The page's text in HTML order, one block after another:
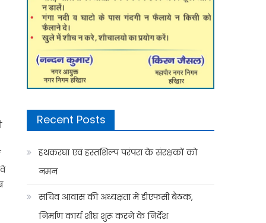
Recent Posts
हथकरघा एवं हस्तशिल्प परंपरा के संरक्षकों को
नमन
सचिव आवास की अध्यक्षता में डीएफसी बैठक,
निर्माण कार्य शीघ्र शुरू करने के निर्देश